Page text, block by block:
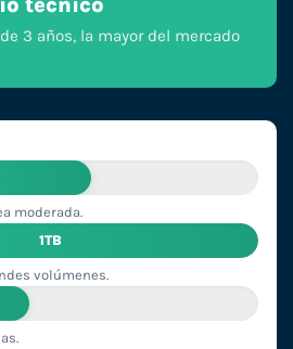
3 años, la mayor del mercado
moderada.
1TB
volúmenes.